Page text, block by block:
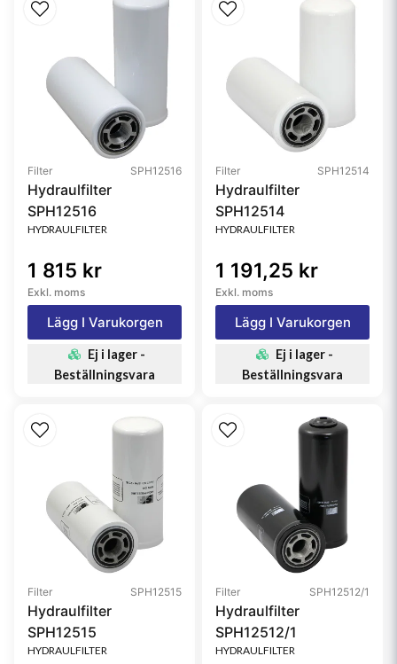
Filter SPH12516
Hydraulfilter
SPH12516
HYDRAULFILTER
1 815 kr
Exkl. moms
Lägg I Varukorgen
Ej i lager -
Beställningsvara
Filter SPH12514
Hydraulfilter
SPH12514
HYDRAULFILTER
1 191,25 kr
Exkl. moms
Lägg I Varukorgen
Ej i lager -
Beställningsvara
Filter SPH12515
Hydraulfilter
SPH12515
HYDRAULFILTER
Filter SPH12512/1
Hydraulfilter
SPH12512/1
HYDRAULFILTER